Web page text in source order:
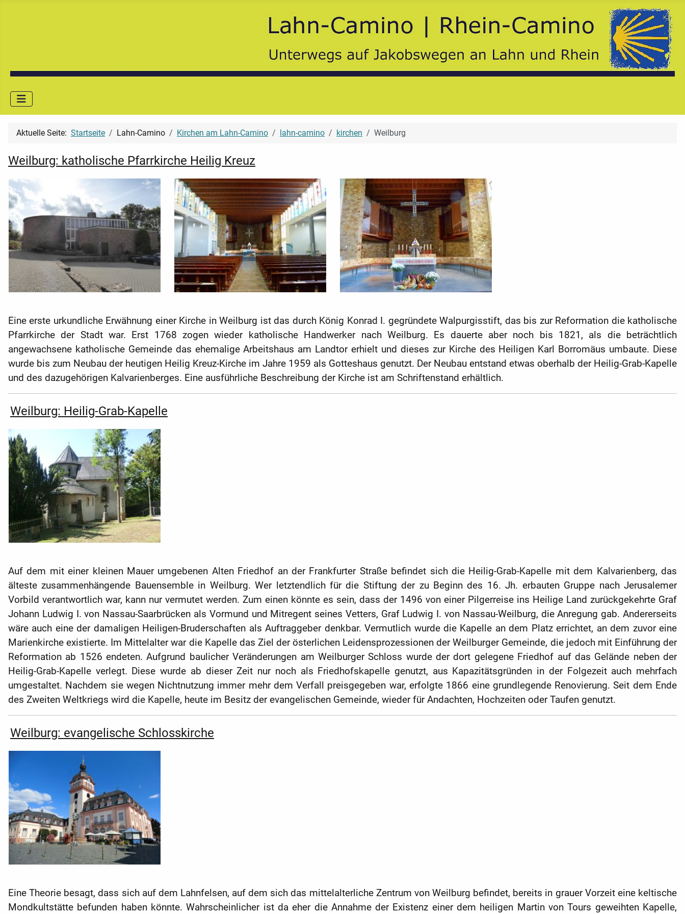
Aktuelle Seite: Startseite Lahn-Camino Kirchen am Lahn-Camino lahn-camino kirchen Weilburg
Weilburg: katholische Pfarrkirche Heilig Kreuz
Eine erste urkundliche Erwähnung einer Kirche in Weilburg ist das durch König Konrad I. gegründete Walpurgisstift, das bis zur Reformation die katholische
Pfarrkirche der Stadt war. Erst 1768 zogen wieder katholische Handwerker nach Weilburg. Es dauerte aber noch bis 1821, als die beträchtlich
angewachsene katholische Gemeinde das ehemalige Arbeitshaus am Landtor erhielt und dieses zur Kirche des Heiligen Karl Borromäus umbaute. Diese
wurde bis zum Neubau der heutigen Heilig Kreuz-Kirche im Jahre 1959 als Gotteshaus genutzt. Der Neubau entstand etwas oberhalb der Heilig-Grab-Kapelle
und des dazugehörigen Kalvarienberges. Eine ausführliche Beschreibung der Kirche ist am Schriftenstand erhältlich.
Weilburg: Heilig-Grab-Kapelle
Auf dem mit einer kleinen Mauer umgebenen Alten Friedhof an der Frankfurter Straße befindet sich die Heilig-Grab-Kapelle mit dem Kalvarienberg, das
älteste zusammenhängende Bauensemble in Weilburg. Wer letztendlich für die Stiftung der zu Beginn des 16. Jh. erbauten Gruppe nach Jerusalemer
Vorbild verantwortlich war, kann nur vermutet werden. Zum einen könnte es sein, dass der 1496 von einer Pilgerreise ins Heilige Land zurückgekehrte Graf
Johann Ludwig I. von ­Nassau-Saarbrücken als Vormund und Mitregent seines Vetters, Graf Ludwig I. von Nassau-Weilburg, die Anregung gab. Andererseits
wäre auch eine der damaligen Heiligen-Bruderschaften als Auftraggeber denkbar. Vermutlich wurde die Kapelle an dem Platz errichtet, an dem zuvor eine
Marienkirche existierte. Im Mittelalter war die Kapelle das Ziel der österlichen Leidensprozessionen der Weil­burger Gemeinde, die jedoch mit Einführung der
Reformation ab 1526 endeten. Aufgrund baulicher Veränderungen am Weilburger Schloss wurde der dort gelegene Friedhof auf das Gelände neben der
Heilig-Grab-Kapelle verlegt. Diese wurde ab dieser Zeit nur noch als Friedhofskapelle genutzt, aus Kapazitäts­gründen in der Folgezeit auch mehrfach
umgestaltet. Nachdem sie wegen ­Nichtnutzung immer mehr dem Verfall preisgegeben war, erfolgte 1866 eine grundlegende Renovierung. Seit dem Ende
des Zweiten Weltkriegs wird die Kapelle, heute im Besitz der evangelischen Gemeinde, wieder für Andachten, Hochzeiten oder Taufen genutzt.
Weilburg: evangelische Schlosskirche
Eine Theorie besagt, dass sich auf dem Lahnfelsen, auf dem sich das mittelalterliche Zentrum von Weilburg befindet, bereits in grauer Vorzeit eine keltische
Mondkultstätte befunden haben könnte. Wahrscheinlicher ist da eher die Annahme der Existenz einer dem heiligen Martin von Tours geweihten Kapelle,